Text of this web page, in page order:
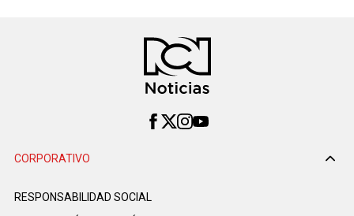
CORPORATIVO
RESPONSABILIDAD SOCIAL